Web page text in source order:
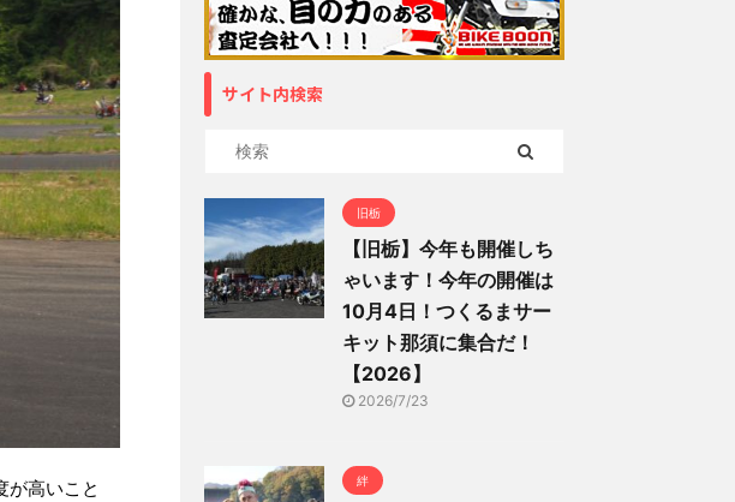
が高いこと
サイト内検索
旧栃
【旧栃】今年も開催しち
ゃいます！今年の開催は
10月4日！つくるまサー
キット那須に集合だ！
【2026】
2026/7/23
絆